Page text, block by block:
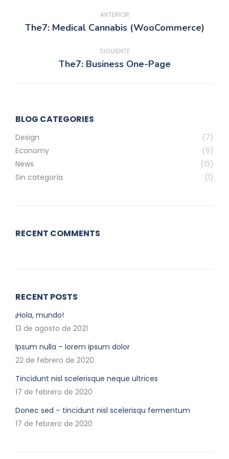
proyectos
ANTERIOR
Proyecto
The7: Medical Cannabis (WooCommerce)
SIGUIENTE
Proyecto
The7: Business One-Page
BLOG CATEGORIES
Design
(7)
Economy
(6)
News
(13)
Sin categoría
(1)
RECENT COMMENTS
RECENT POSTS
¡Hola, mundo!
13 de agosto de 2021
Ipsum nulla – lorem ipsum dolor
22 de febrero de 2020
Tincidunt nisl scelerisque neque ultrices
17 de febrero de 2020
Donec sed – tincidunt nisl scelerisqu fermentum
17 de febrero de 2020